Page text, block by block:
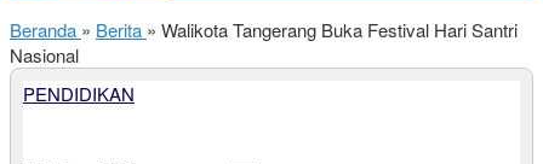
Beranda » Berita » Walikota Tangerang Buka Festival Hari Santri
Nasional
PENDIDIKAN